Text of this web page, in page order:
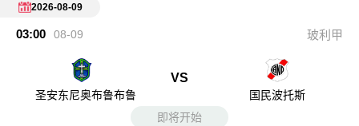
2026-08-09
03:00 08-09 玻利甲
圣安东尼奥布鲁布鲁
VS
国民波托斯
即将开始